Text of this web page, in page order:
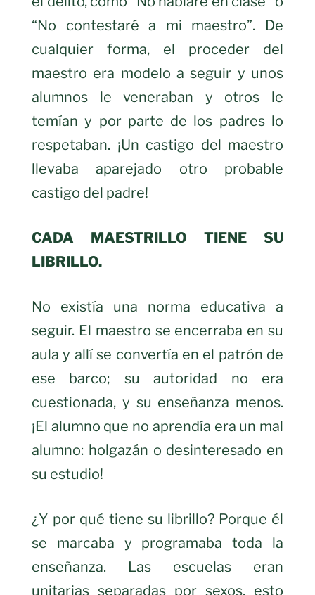
“No contestaré a mi maestro”. De
cualquier forma, el proceder del
maestro era modelo a seguir y unos
alumnos le veneraban y otros le
temían y por parte de los padres lo
respetaban. ¡Un castigo del maestro
llevaba aparejado otro probable
castigo del padre!
CADA MAESTRILLO TIENE SU
LIBRILLO.
No existía una norma educativa a
seguir. El maestro se encerraba en su
aula y allí se convertía en el patrón de
ese barco; su autoridad no era
cuestionada, y su enseñanza menos.
¡El alumno que no aprendía era un mal
alumno: holgazán o desinteresado en
su estudio!
¿Y por qué tiene su librillo? Porque él
se marcaba y programaba toda la
enseñanza. Las escuelas eran
unitarias separadas por sexos, esto